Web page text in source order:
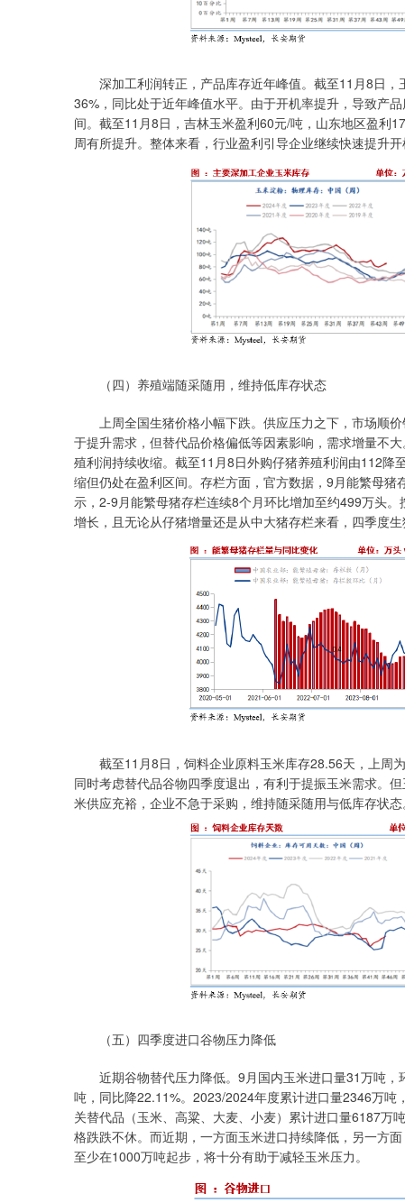
深加工利润转正，产品库存近年峰值。截至11月8日，
36%，同比处于近年峰值水平。由于开机率提升，导致产
间。截至11月8日，吉林玉米盈利60元/吨，山东地区盈利
周有所提升。整体来看，行业盈利引导企业继续快速提升
（四）养殖端随采随用，维持低库存状态
上周全国生猪价格小幅下跌。供应压力之下，市场顺价
于提升需求，但替代品价格偏低等因素影响，需求增量不
殖利润持续收缩。截至11月8日外购仔猪养殖利润由112
缩但仍处在盈利区间。存栏方面，官方数据，9月能繁母
示，2-9月能繁母猪存栏连续8个月环比增加至约499万头
增长，且无论从仔猪增量还是从中大猪存栏来看，四季度生
截至11月8日，饲料企业原料玉米库存28.56天，上周为
同时考虑替代品谷物四季度退出，有利于提振玉米需求。
米供应充裕，企业不急于采购，维持随采随用与低库存状态
（五）四季度进口谷物压力降低
近期谷物替代压力降低。9月国内玉米进口量31万吨，
吨，同比降22.11%。2023/2024年度累计进口量2346万
关替代品（玉米、高粱、大麦、小麦）累计进口量6187万
格跌跌不休。而近期，一方面玉米进口持续降低，另一方
至少在1000万吨起步，将十分有助于减轻玉米压力。